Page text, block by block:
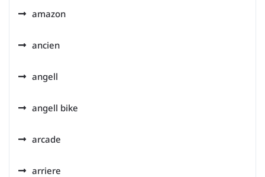
amazon
ancien
angell
angell bike
arcade
arriere